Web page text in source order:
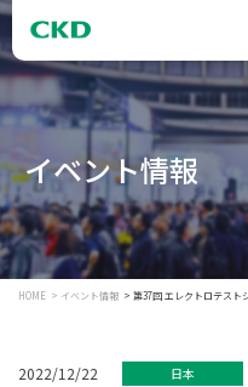
イベント情報
HOME イベント情報 第37回 エレクトロテスト
2022/12/22 日本